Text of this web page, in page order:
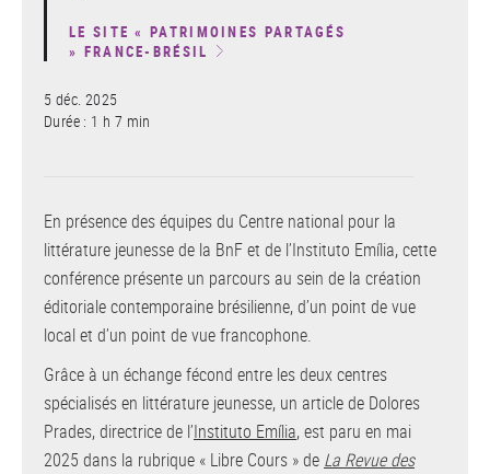
LE SITE « PATRIMOINES PARTAGÉS
» FRANCE-BRÉSIL
5 déc. 2025
Durée : 1 h 7 min
En présence des équipes du Centre national pour la
littérature jeunesse de la BnF et de l’Instituto Emília, cette
conférence présente un parcours au sein de la création
éditoriale contemporaine brésilienne, d’un point de vue
local et d’un point de vue francophone.
Grâce à un échange fécond entre les deux centres
spécialisés en littérature jeunesse, un article de Dolores
Prades, directrice de l’Instituto Emília, est paru en mai
2025 dans la rubrique « Libre Cours » de La Revue des